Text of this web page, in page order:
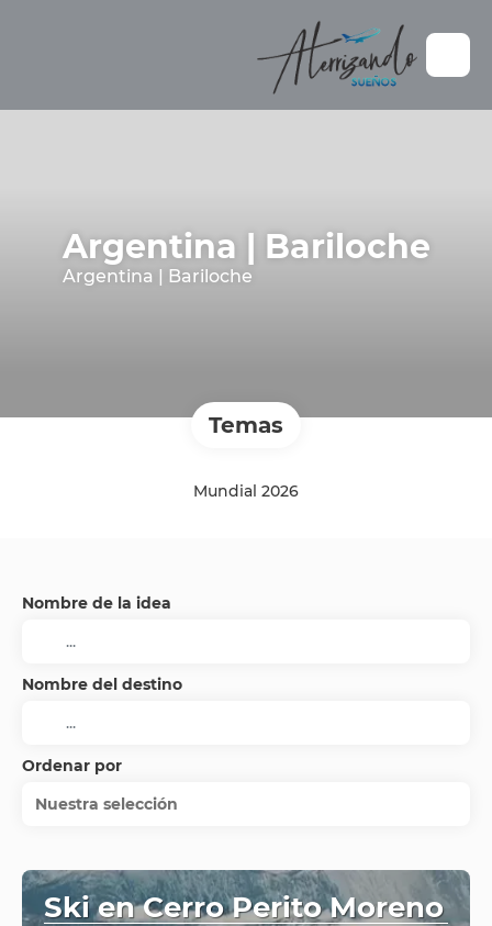
Argentina | Bariloche
Argentina | Bariloche
Temas
Mundial 2026
Nombre de la idea
Nombre del destino
Ordenar por
Nuestra selección
Ski en Cerro Perito Moreno